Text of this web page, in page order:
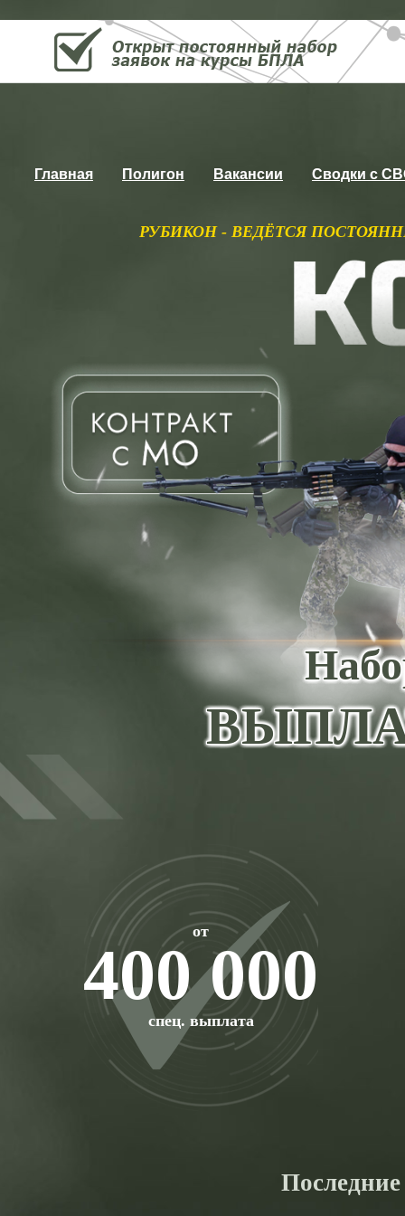
Главная Полигон Вакансии Сводки с
- ВЕДЁТСЯ ПОСТОЯННЫЙ НАБОР НА
от
400 000
спец. выплата